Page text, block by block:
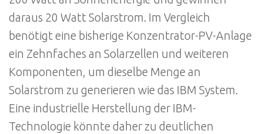
daraus 20 Watt Solarstrom. Im Vergleich
benötigt eine bisherige Konzentrator-PV-Anlage
ein Zehnfaches an Solarzellen und weiteren
Komponenten, um dieselbe Menge an
Solarstrom zu generieren wie das IBM System.
Eine industrielle Herstellung der IBM-
Technologie könnte daher zu deutlichen